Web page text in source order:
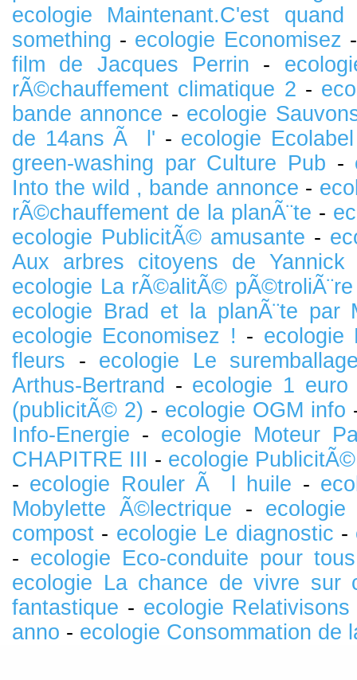
ecologie Maintenant.C'est quand
something - ecologie Economisez
film de Jacques Perrin -
rÃ©chauffement climatique 2 -
bande annonce - ecologie
de 14ans Ã l' - ecologie Ecolabel
green-washing par Culture Pub -
Into the wild , bande annonce -
rÃ©chauffement de la planÃ¨te -
ecologie PublicitÃ© amusante -
Aux arbres citoyens de Yannick
ecologie La rÃ©alitÃ© pÃ©troliÃ¨re
ecologie Brad et la planÃ¨te par
ecologie Economisez ! -
fleurs - ecologie Le
Arthus-Bertrand - ecologie 1 euro
(publicitÃ© 2) - ecologie OGM info
Info-Energie - ecologie Moteur
CHAPITRE III - ecologie
- ecologie Rouler Ã l huile -
Mobylette Ã©lectrique -
compost - ecologie Le diagnostic -
- ecologie Eco-conduite pour tous
ecologie La chance de vivre sur
fantastique - ecologie Relativisons
anno - ecologie Consommation de